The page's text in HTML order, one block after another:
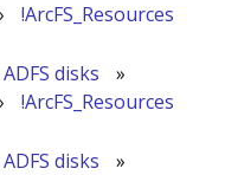
!ArcFS_Resources
disks
»
!ArcFS_Resources
disks
»